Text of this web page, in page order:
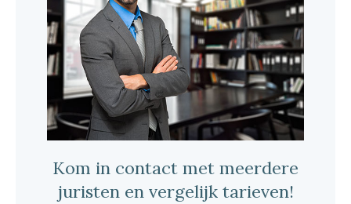
Kom in contact met meerdere
juristen en vergelijk tarieven!